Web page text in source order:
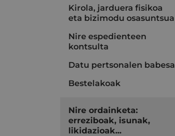
Kirola, jarduera fisikoa
eta bizimodu osasuntsua
Nire espedienteen
kontsulta
Datu pertsonalen babesa
Bestelakoak
Nire ordainketa:
erreziboak, isunak,
likidazioak...